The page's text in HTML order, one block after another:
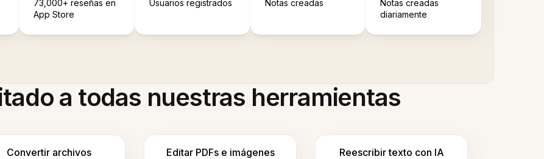
73,000+ reseñas en
App Store
Usuarios registrados Notas creadas
Notas creadas
diariamente
a todas nuestras herramientas
Convertir archivos Editar PDFs e imágenes Reescribir texto con IA